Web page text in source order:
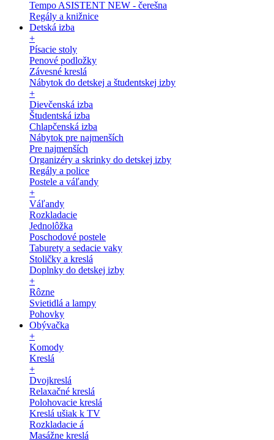
Tempo ASISTENT NEW - čerešna
Regály a knižnice
Detská izba
+
Písacie stoly
Penové podložky
Závesné kreslá
Nábytok do detskej a študentskej izby
+
Dievčenská izba
Študentská izba
Chlapčenská izba
Nábytok pre najmenších
Pre najmenších
Organizéry a skrinky do detskej izby
Regály a police
Postele a váľandy
+
Váľandy
Rozkladacie
Jednolôžka
Poschodové postele
Taburety a sedacie vaky
Stoličky a kreslá
Doplnky do detskej izby
+
Rôzne
Svietidlá a lampy
Pohovky
Obývačka
+
Komody
Kreslá
+
Dvojkreslá
Relaxačné kreslá
Polohovacie kreslá
Kreslá ušiak k TV
Rozkladacie á
Masážne kreslá